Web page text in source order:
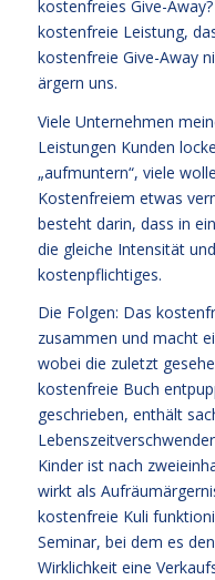
kostenfreies Give-
kostenfreie Leistung,
kostenfreie Give-Away
ärgern uns.
Viele Unternehmen
Leistungen Kunden
„aufmuntern“, viele
Kostenfreiem etwas
besteht darin, dass in
die gleiche Intensität
kostenpflichtiges.
Die Folgen: Das
zusammen und macht
wobei die zuletzt
kostenfreie Buch
geschrieben, enthält
Kinder ist nach
wirkt als
kostenfreie Kuli
Seminar, bei dem es
Wirklichkeit eine